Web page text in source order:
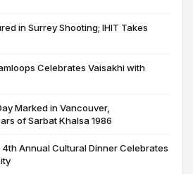
in Surrey Shooting; IHIT Takes
Celebrates Vaisakhi with
Marked in Vancouver,
of Sarbat Khalsa 1986
4th Annual Cultural Dinner Celebrates